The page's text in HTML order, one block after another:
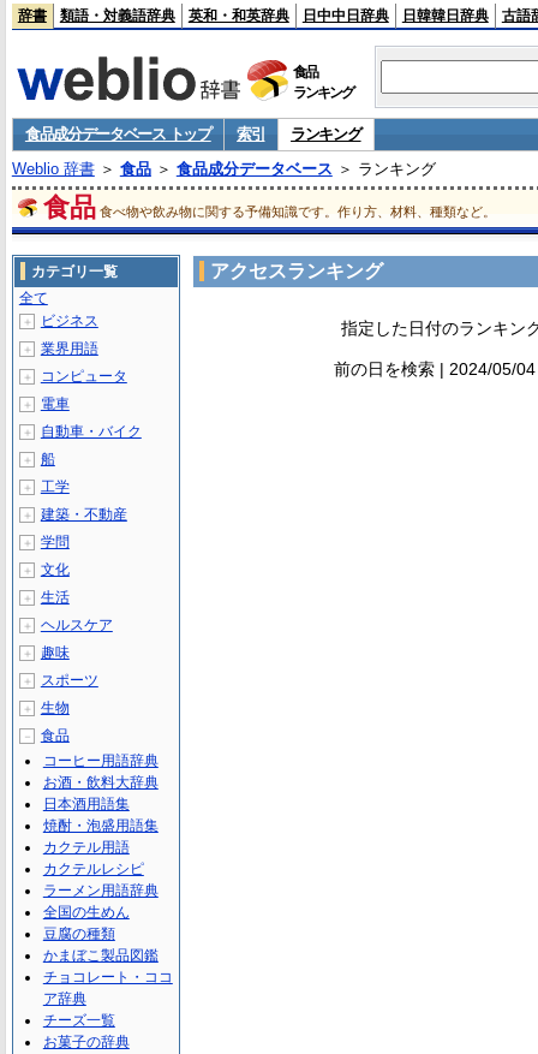
辞書 類語・対義語辞典 英和・和英辞典 日中中日辞典 日韓韓日辞典 古語
食品
ランキング
食品成分データベース トップ 索引
ランキング
Weblio 辞書＞ 食品＞ 食品成分データベース ＞ ランキング
食品 食べ物や飲み物に関する予備知識です。作り方、材料、種類など。
アクセスランキング
指定した日付のランキン
前の日を検索 | 2024/05/
カテゴリ一覧
全て
＋ ビジネス
＋ 業界用語
＋ コンピュータ
＋ 電車
＋ 自動車・バイク
＋ 船
＋ 工学
＋ 建築・不動産
＋ 学問
＋ 文化
＋ 生活
＋ ヘルスケア
＋ 趣味
＋ スポーツ
＋ 生物
－
食品
コーヒー用語辞典
お酒・飲料大辞典
日本酒用語集
焼酎・泡盛用語集
カクテル用語
カクテルレシピ
ラーメン用語辞典
全国の生めん
豆腐の種類
かまぼこ製品図鑑
チョコレート・ココ
ア辞典
チーズ一覧
お菓子の辞典